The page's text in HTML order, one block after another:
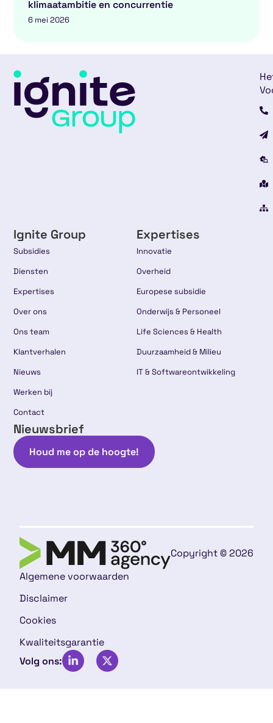
klimaatambitie en concurrentie
6 mei 2026
Ignite Group
Subsidies
Diensten
Expertises
Over ons
Ons team
Klantverhalen
Nieuws
Werken bij
Contact
Expertises
Innovatie
Overheid
Europese subsidie
Onderwijs & Personeel
Life Sciences & Health
Duurzaamheid & Milieu
IT & Softwareontwikkeling
Nieuwsbrief
Houd me op de hoogte!
Copyright © 2026
Algemene voorwaarden
Disclaimer
Cookies
Kwaliteitsgarantie
Volg ons: